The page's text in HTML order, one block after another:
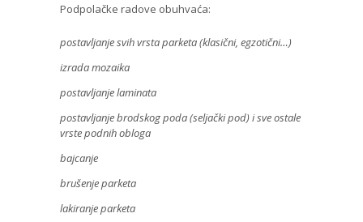
Podpolačke radove obuhvaća:
postavljanje svih vrsta parketa (klasični, egzotični…)
izrada mozaika
postavljanje laminata
postavljanje brodskog poda (seljački pod) i sve ostale
vrste podnih obloga
bajcanje
brušenje parketa
lakiranje parketa